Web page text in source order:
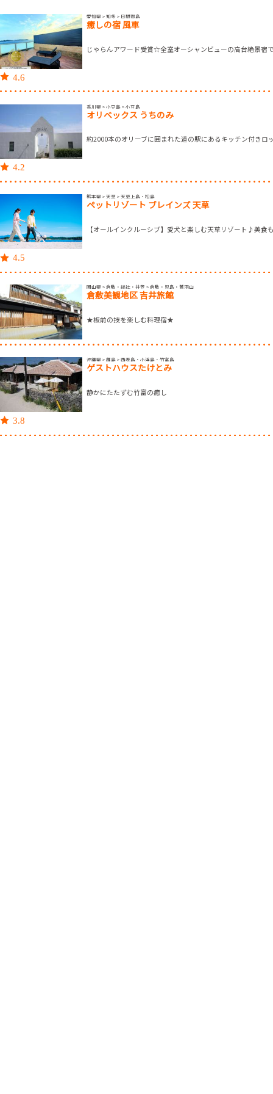
4.6
愛知県 > 知多 > 日間賀島
癒しの宿 風車
じゃらんアワード受賞☆全室オーシャンビューの高台絶景宿
4.2
香川県 > 小豆島 > 小豆島
オリベックス うちのみ
約2000本のオリーブに囲まれた道の駅にあるキッチン付きロ
4.5
熊本県 > 天草 > 天草上島・松島
ペットリゾート ブレインズ 天草
【オールインクルーシブ】愛犬と楽しむ天草リゾート♪美食
岡山県 > 倉敷・総社・井笠 > 倉敷・児島・鷲羽山
倉敷美観地区 吉井旅館
★板前の技を楽しむ料理宿★
3.8
沖縄県 > 離島 > 西表島・小浜島・竹富島
ゲストハウスたけとみ
静かにたたずむ竹富の癒し